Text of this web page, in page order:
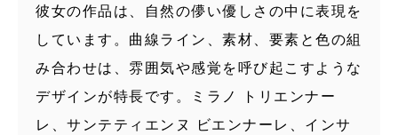
彼女の作品は、自然の儚い優しさの中に表現を
しています。曲線ライン、素材、要素と色の組
み合わせは、雰囲気や感覚を呼び起こすような
デザインが特長です。ミラノ トリエンナー
レ、サンテティエンヌ ビエンナーレ、インサ